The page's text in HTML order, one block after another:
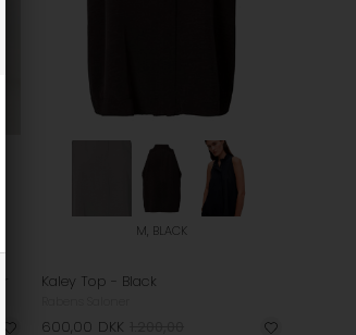
M, BLACK
Kaley Top - Black
600,00 DKK